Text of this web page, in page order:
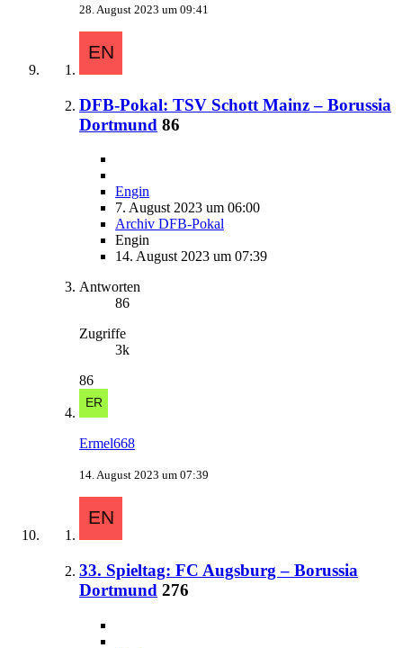
28. August 2023 um 09:41
DFB-Pokal: TSV Schott Mainz – Borussia
Dortmund 86
Engin
7. August 2023 um 06:00
Archiv DFB-Pokal
Engin
14. August 2023 um 07:39
Antworten
86
Zugriffe
3k
86
Ermel668
14. August 2023 um 07:39
33. Spieltag: FC Augsburg – Borussia
Dortmund 276